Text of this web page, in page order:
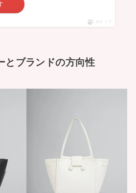
ポチップ
とブランドの方向性